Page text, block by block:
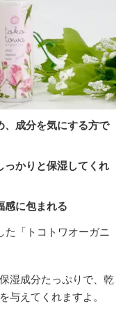
、成分を気にする方で
かりと保湿してくれ
感に包まれる
た「トコトワオーガニ
湿成分たっぷりで、乾
与えてくれますよ。